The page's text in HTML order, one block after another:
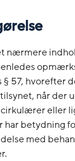
nærmere
57, hvorefter
når der
eller
har betydning
med